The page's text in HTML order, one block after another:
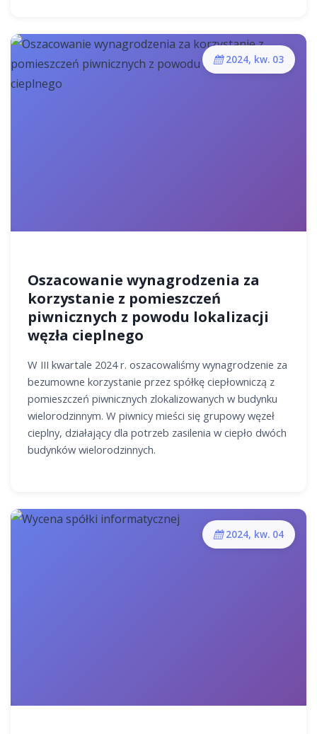
2024, kw. 03
Oszacowanie wynagrodzenia za
korzystanie z pomieszczeń
piwnicznych z powodu lokalizacji
węzła cieplnego
W III kwartale 2024 r. oszacowaliśmy wynagrodzenie za
bezumowne korzystanie przez spółkę ciepłowniczą z
pomieszczeń piwnicznych zlokalizowanych w budynku
wielorodzinnym. W piwnicy mieści się grupowy węzeł
cieplny, działający dla potrzeb zasilenia w ciepło dwóch
budynków wielorodzinnych.
2024, kw. 04